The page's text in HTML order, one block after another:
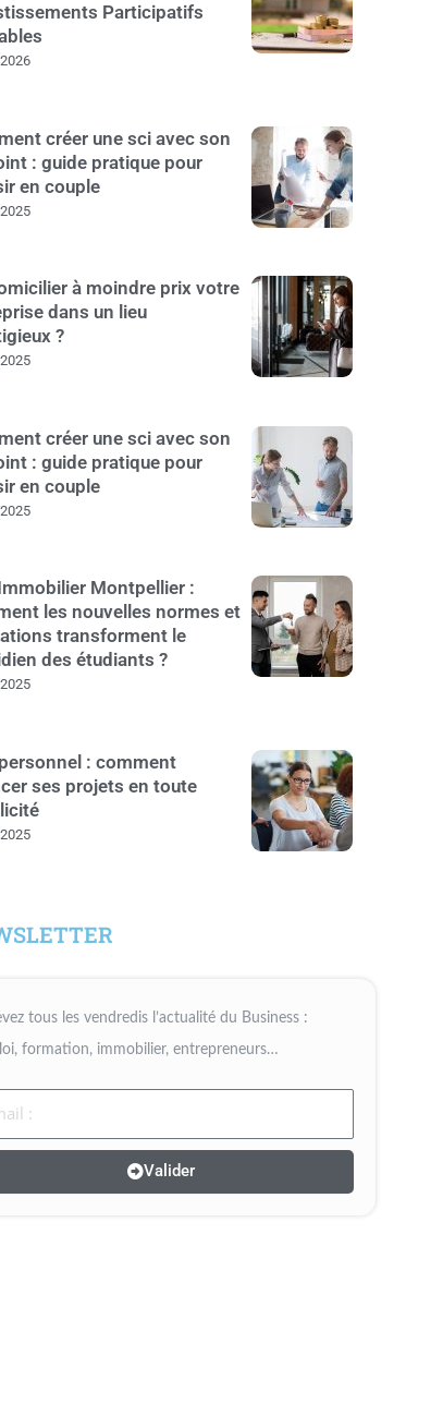
Participatifs
créer une sci avec son
: guide pratique pour
en couple
à moindre prix votre
dans un lieu
?
créer une sci avec son
: guide pratique pour
en couple
Montpellier :
les nouvelles normes et
transforment le
des étudiants ?
: comment
ses projets en toute
tous les vendredis l’actualité du Business :
formation, immobilier, entrepreneurs…
Valider